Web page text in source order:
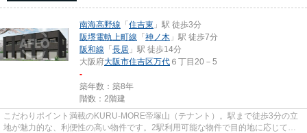
南海高野線 「住吉東 」駅 徒歩3分
阪堺電軌上町線 「神ノ木 」駅 徒歩7分
阪和線 「長居 」駅 徒歩14分
大阪府大阪市住吉区万代 ６丁目20－5
-
築年数：築8年
階数：2階建
こだわりポイント満載のKURU-MORE帝塚山（テナント）。駅まで徒歩3分の立
地が魅力的な、利便性の高い物件です。2駅利用可能な物件で目的地に応じて路